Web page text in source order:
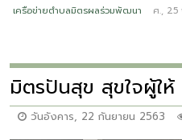
เครือข่ายตำบลมิตรผลร่วมพัฒนา ศ., 25
มิตรปันสุข สุขใจผู้ใ
วันอังคาร, 22 กันยายน 2563